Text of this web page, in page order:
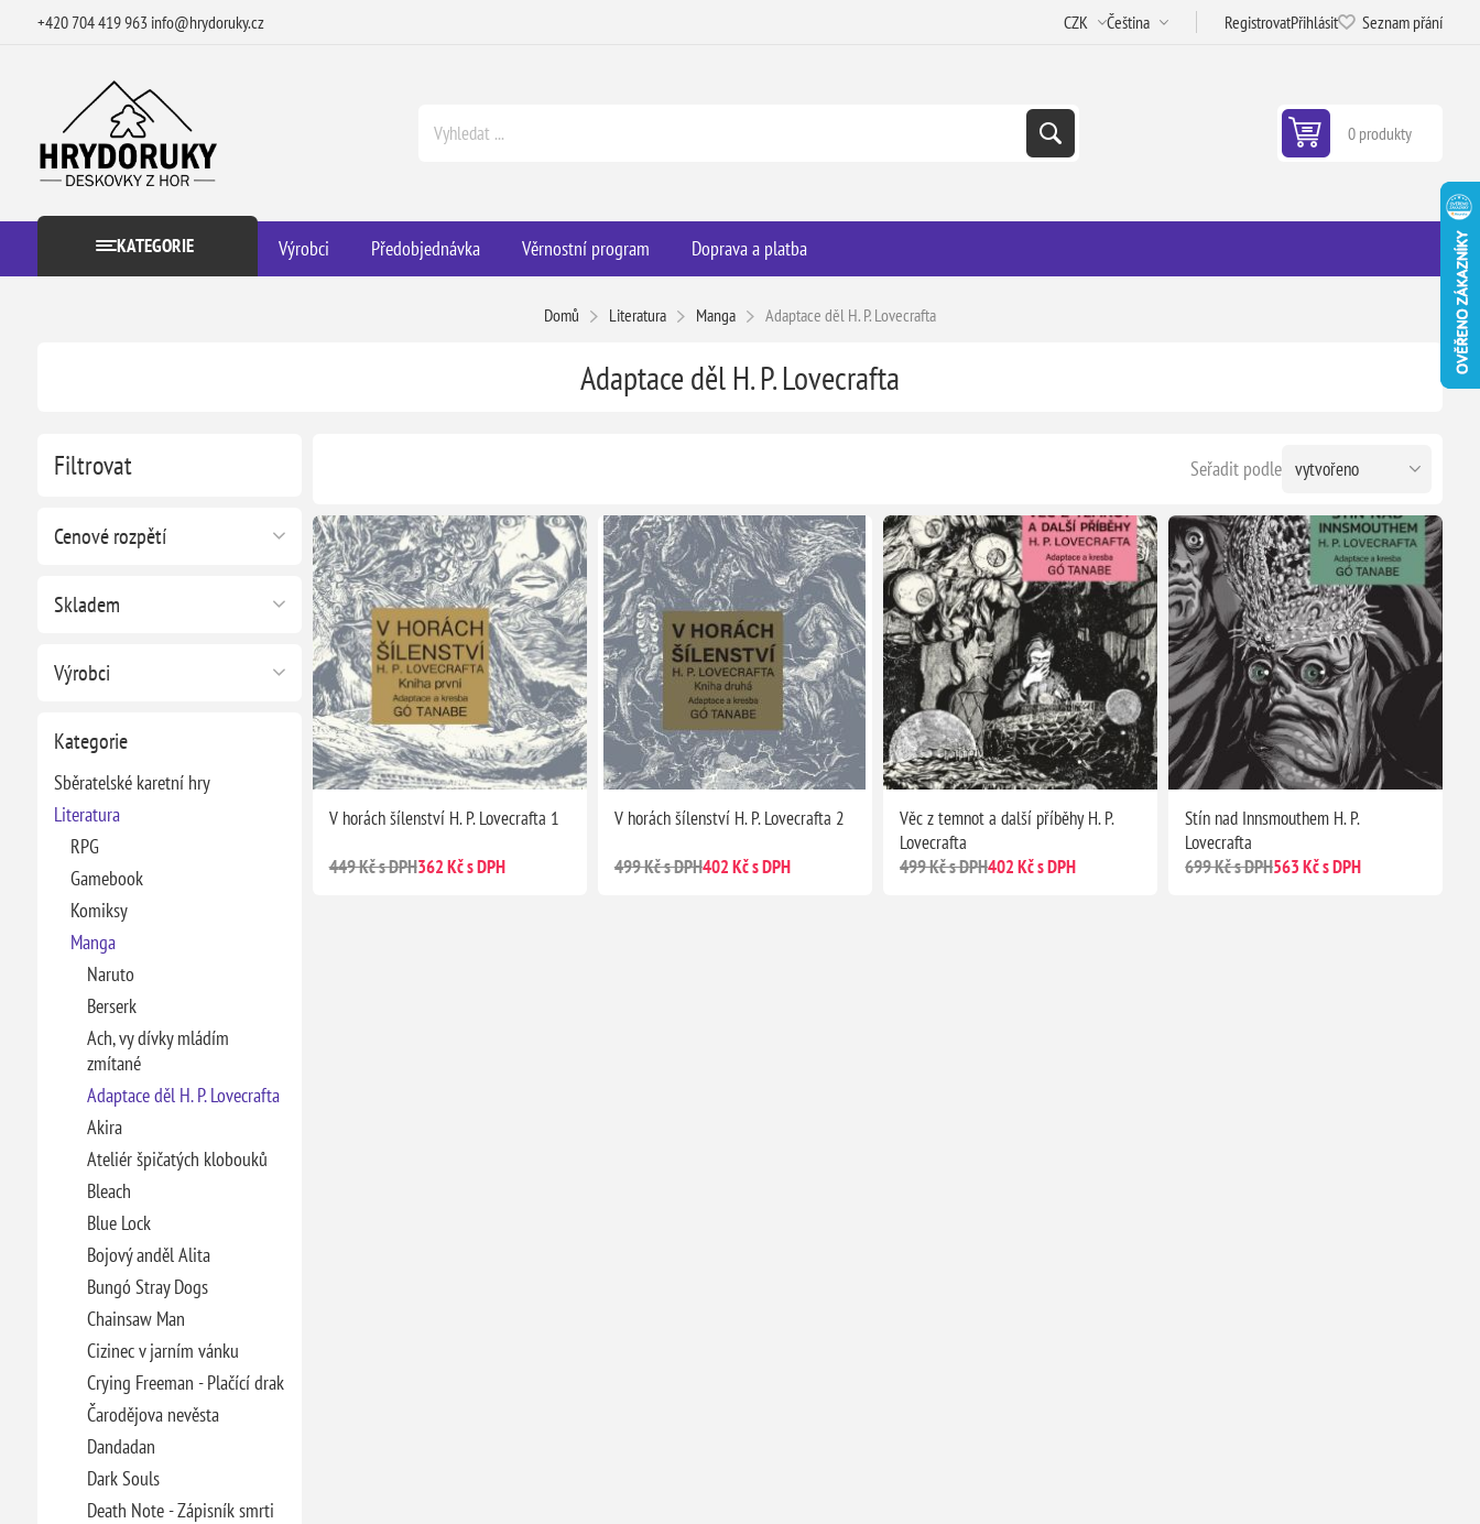
+420 704 419 963 info@hrydoruky.cz RegistrovatPřihlásit Seznam přání
0 produkty
KATEGORIE Výrobci Předobjednávka Věrnostní program Doprava a platba
Domů Literatura Manga Adaptace děl H. P. Lovecrafta
Filtrovat
Cenové rozpětí
Skladem
Výrobci
Kategorie
Sběratelské karetní hry
Literatura
RPG
Gamebook
Komiksy
Manga
Naruto
Berserk
Ach, vy dívky mládím
zmítané
Adaptace děl H. P. Lovecrafta
Akira
Ateliér špičatých klobouků
Bleach
Blue Lock
Bojový anděl Alita
Bungó Stray Dogs
Chainsaw Man
Cizinec v jarním vánku
Crying Freeman - Plačící drak
Čarodějova nevěsta
Dandadan
Dark Souls
Death Note - Zápisník smrti
Adaptace děl H. P. Lovecrafta
Seřadit podle
V horách šílenství H. P. Lovecrafta 1
449 Kč s DPH362 Kč s DPH
V horách šílenství H. P. Lovecrafta 2
499 Kč s DPH402 Kč s DPH
Věc z temnot a další příběhy H. P.
Lovecrafta
499 Kč s DPH402 Kč s DPH
Stín nad Innsmouthem H. P.
Lovecrafta
699 Kč s DPH563 Kč s DPH